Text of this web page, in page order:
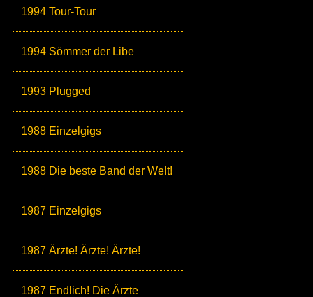
1994 Tour-Tour
1994 Sömmer der Libe
1993 Plugged
1988 Einzelgigs
1988 Die beste Band der Welt!
1987 Einzelgigs
1987 Ärzte! Ärzte! Ärzte!
1987 Endlich! Die Ärzte